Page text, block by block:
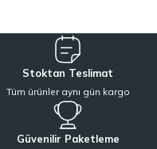
kendini kanıtlamış
en güncel ve performans
ve spin balıkçılığı için
av veriminizi artırırken
kalite, dayanıklılık ve
tutuyoruz.
Stoktan Teslimat
Tüm ürünler aynı gün kargo
Güvenilir Paketleme